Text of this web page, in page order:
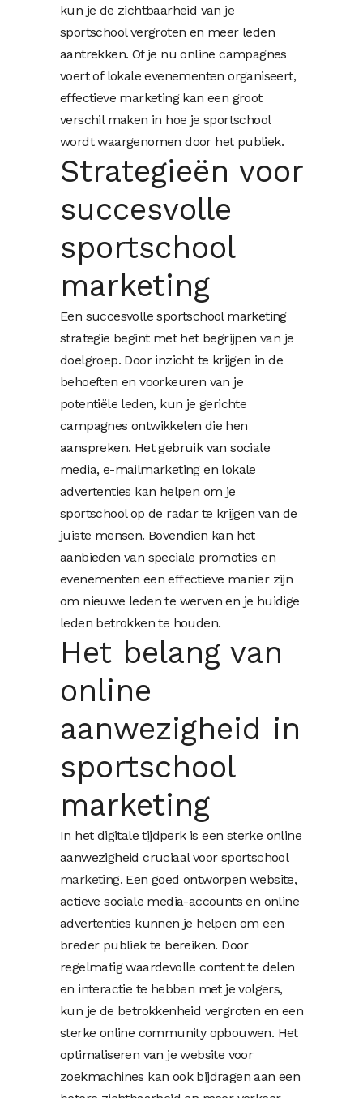
kun je de zichtbaarheid van je
sportschool vergroten en meer leden
aantrekken. Of je nu online campagnes
voert of lokale evenementen organiseert,
effectieve marketing kan een groot
verschil maken in hoe je sportschool
wordt waargenomen door het publiek.
Strategieën voor
succesvolle
sportschool
marketing
Een succesvolle sportschool marketing
strategie begint met het begrijpen van je
doelgroep. Door inzicht te krijgen in de
behoeften en voorkeuren van je
potentiële leden, kun je gerichte
campagnes ontwikkelen die hen
aanspreken. Het gebruik van sociale
media, e-mailmarketing en lokale
advertenties kan helpen om je
sportschool op de radar te krijgen van de
juiste mensen. Bovendien kan het
aanbieden van speciale promoties en
evenementen een effectieve manier zijn
om nieuwe leden te werven en je huidige
leden betrokken te houden.
Het belang van
online
aanwezigheid in
sportschool
marketing
In het digitale tijdperk is een sterke online
aanwezigheid cruciaal voor sportschool
marketing. Een goed ontworpen website,
actieve sociale media-accounts en online
advertenties kunnen je helpen om een
breder publiek te bereiken. Door
regelmatig waardevolle content te delen
en interactie te hebben met je volgers,
kun je de betrokkenheid vergroten en een
sterke online community opbouwen. Het
optimaliseren van je website voor
zoekmachines kan ook bijdragen aan een